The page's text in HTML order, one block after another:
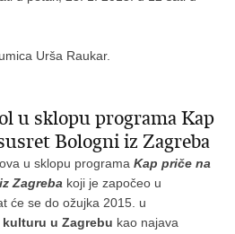
Urša Raukar.
u sklopu programa Kap
Bologni iz Zagreba
u sklopu programaKap priče na
Zagreba koji je započeo u
će se do ožujka 2015. u
u Zagrebu kao najava